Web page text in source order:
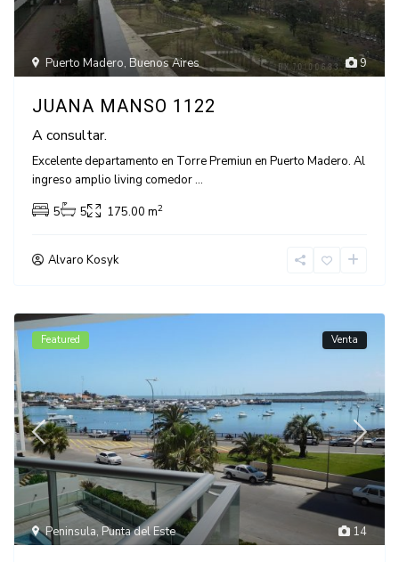
9
Puerto Madero,Buenos Aires
JUANA MANSO 1122
A consultar.
Excelente departamento en Torre Premiun en Puerto Madero. Al
ingreso amplio living comedor...
5
5 175.00 m2
Alvaro Kosyk
14
Peninsula,Punta del Este
Featured Venta